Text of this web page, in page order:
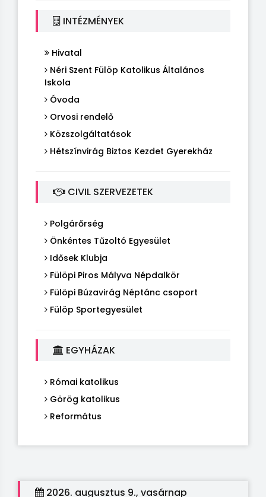
INTÉZMÉNYEK
Hivatal
Néri Szent Fülöp Katolikus Általános
Iskola
Óvoda
Orvosi rendelő
Közszolgáltatások
Hétszínvirág Biztos Kezdet Gyerekház
CIVIL SZERVEZETEK
Polgárőrség
Önkéntes Tűzoltó Egyesület
Idősek Klubja
Fülöpi Piros Mályva Népdalkör
Fülöpi Búzavirág Néptánc csoport
Fülöp Sportegyesület
EGYHÁZAK
Római katolikus
Görög katolikus
Református
2026. augusztus 9., vasárnap